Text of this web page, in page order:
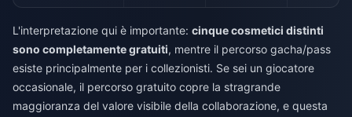
L'interpretazione qui è importante: cinque cosmetici distinti
sono completamente gratuiti, mentre il percorso gacha/pass
esiste principalmente per i collezionisti. Se sei un giocatore
occasionale, il percorso gratuito copre la stragrande
maggioranza del valore visibile della collaborazione, e questa